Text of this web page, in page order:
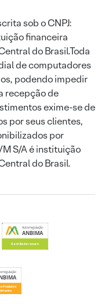
sob o CNPJ:
financeira
do Brasil.Toda
de computadores
podendo impedir
recepção de
exime-se de
por seus clientes,
por
S/A é instituição
do Brasil.